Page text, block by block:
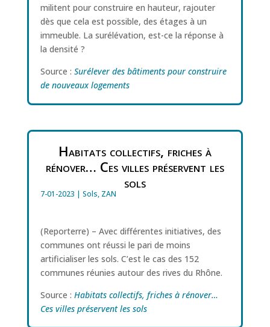
militent pour construire en hauteur, rajouter
dès que cela est possible, des étages à un
immeuble. La surélévation, est-ce la réponse à
la densité ?
Source : Surélever des bâtiments pour construire
de nouveaux logements
Habitats collectifs, friches à
rénover… Ces villes préservent les
sols
7-01-2023 | Sols, ZAN
(Reporterre) – Avec différentes initiatives, des
communes ont réussi le pari de moins
artificialiser les sols. C’est le cas des 152
communes réunies autour des rives du Rhône.
Source : Habitats collectifs, friches à rénover…
Ces villes préservent les sols